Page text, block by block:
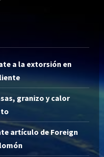
a la extorsión en
granizo y calor
artículo de Foreign